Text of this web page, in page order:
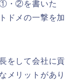
①・②を書いた
ドメの一撃を加
をして会社に貢
メリットがあり